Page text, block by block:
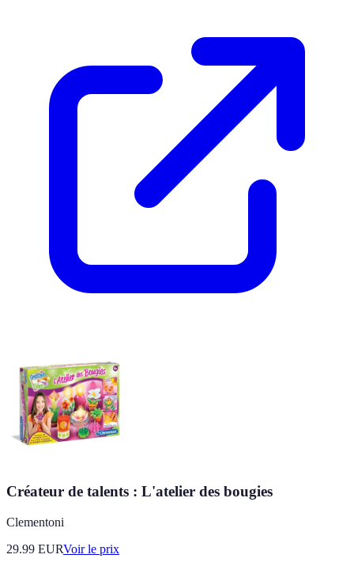
Créateur de talents : L'atelier des bougies
Clementoni
29.99 EURVoir le prix